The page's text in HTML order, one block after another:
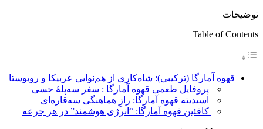
توضیحات
Table of Contents
قهوه آمارگا (ترکیبی): شاه‌کاری از هم‌نوایی عربیکا و روبوستا
پروفایل طعمی قهوه آمارگا : سفر سه‌پلۀ حسی
اسیدیته قهوه آمارگا: رازِ هماهنگی سه‌قاره‌ای
کافئین قهوه آمارگا: “انرژی هوشمند” در هر جرعه